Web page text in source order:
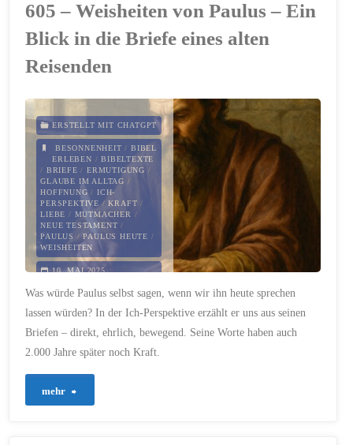
mit
allen
Konsequenzen"
605 – Weisheiten von Paulus – Ein
Blick in die Briefe eines alten
Reisenden
ERSTELLT MIT CHATGPT
BESONNENHEIT /BIBEL
ERLEBEN /BIBELTEXTE
/ BRIEFE / ERMUTIGUNG /
GLAUBE IM ALLTAG /
HOFFNUNG / ICH-
PERSPEKTIVE /KRAFT /
LIEBE / MUTMACHER /
NEUE TESTAMENT /
PAULUS /PAULUS HEUTE /
WEISHEITEN
10. MAI 2025
Was würde Paulus selbst sagen, wenn wir ihn heute sprechen
lassen würden? In der Ich-Perspektive erzählt er uns aus seinen
Briefen – direkt, ehrlich, bewegend. Seine Worte haben auch
2.000 Jahre später noch Kraft.
mehr